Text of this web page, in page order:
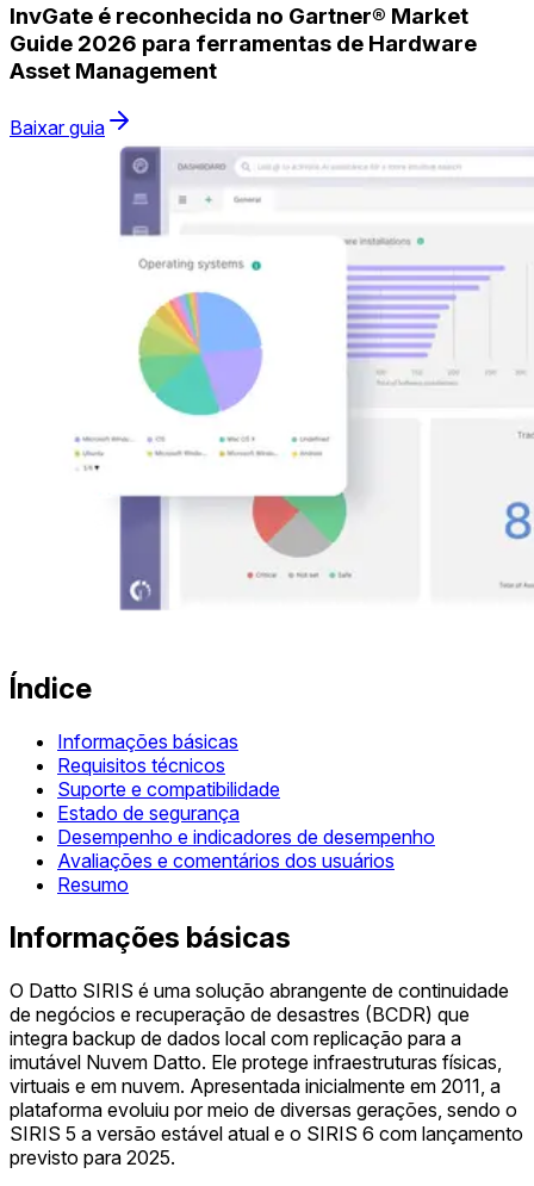
InvGate é reconhecida no Gartner® Market
Guide 2026 para ferramentas de Hardware
Asset Management
Baixar guia
Índice
Informações básicas
Requisitos técnicos
Suporte e compatibilidade
Estado de segurança
Desempenho e indicadores de desempenho
Avaliações e comentários dos usuários
Resumo
Informações básicas
O Datto SIRIS é uma solução abrangente de continuidade
de negócios e recuperação de desastres (BCDR) que
integra backup de dados local com replicação para a
imutável Nuvem Datto. Ele protege infraestruturas físicas,
virtuais e em nuvem. Apresentada inicialmente em 2011, a
plataforma evoluiu por meio de diversas gerações, sendo o
SIRIS 5 a versão estável atual e o SIRIS 6 com lançamento
previsto para 2025.